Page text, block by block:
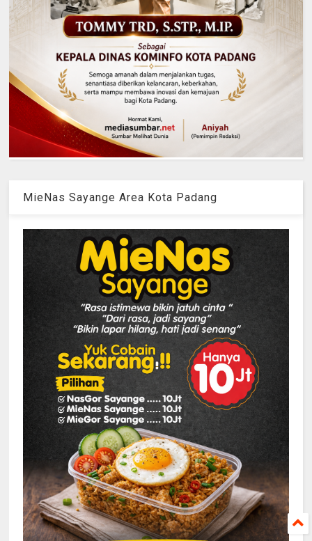
MieNas Sayange Area Kota Padang